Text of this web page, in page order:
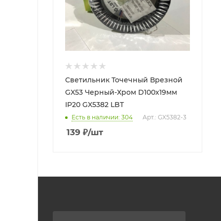
Светильник Точечный Врезной
GX53 Черный-Хром D100х19мм
IP20 GX5382 LBT
Есть в наличии: 304 Арт.: GX5382-3
139 ₽/шт